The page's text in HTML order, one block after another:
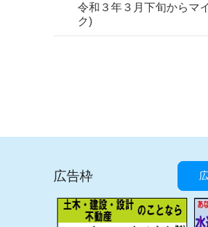
令和３年３月下旬からマ
ク)
広告枠